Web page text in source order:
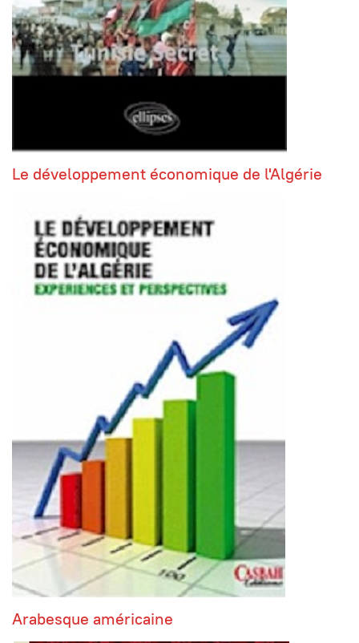
Le développement économique de l'Algérie
Arabesque américaine